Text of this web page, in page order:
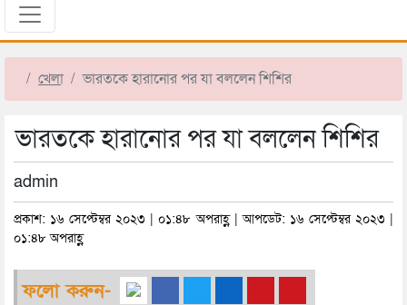
খেলা ভারতকে হারানোর পর যা বললেন শিশির
ভারতকে হারানোর পর যা বললেন শিশির
admin
প্রকাশ: ১৬ সেপ্টেম্বর ২০২৩ | ০১:৪৮ অপরাহ্ণ | আপডেট: ১৬ সেপ্টেম্বর ২০২৩ |
০১:৪৮ অপরাহ্ণ
ফলো করুন-